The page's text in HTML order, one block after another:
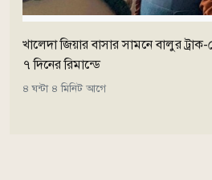
খালেদা জিয়ার বাসার সামনে বালুর
৭ দিনের রিমান্ডে
৪ ঘন্টা ৪ মিনিট আগে